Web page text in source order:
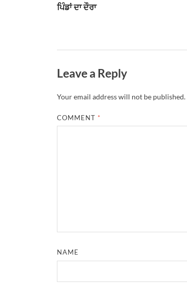
ਪਿੰਡਾਂ ਦਾ ਦੌਰਾ
Leave a Reply
Your email address will not be published.
COMMENT *
NAME